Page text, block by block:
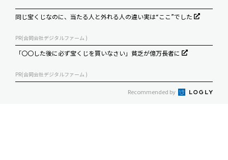
同じ宝くじなのに、当たる人と外れる人の違い実は“ここ”でした
PR(合同会社デジタルファーム )
「〇〇した後に必ず宝くじを買いなさい」貧乏が億万長者に
PR(合同会社デジタルファーム )
Recommended by